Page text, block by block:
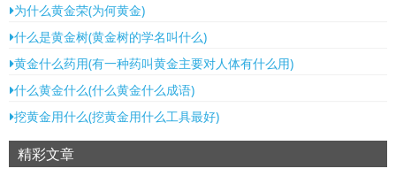
为什么黄金荣(为何黄金)
什么是黄金树(黄金树的学名叫什么)
黄金什么药用(有一种药叫黄金主要对人体有什么用)
什么黄金什么(什么黄金什么成语)
挖黄金用什么(挖黄金用什么工具最好)
精彩文章